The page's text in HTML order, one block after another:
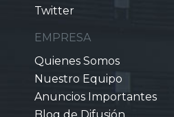
Twitter
EMPRESA
Quienes Somos
Nuestro Equipo
Anuncios Importantes